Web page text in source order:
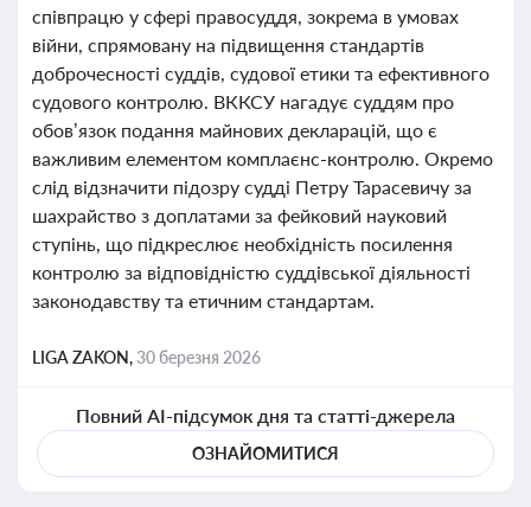
співпрацю у сфері правосуддя, зокрема в умовах
війни, спрямовану на підвищення стандартів
доброчесності суддів, судової етики та ефективного
судового контролю. ВККСУ нагадує суддям про
обов’язок подання майнових декларацій, що є
важливим елементом комплаєнс-контролю. Окремо
слід відзначити підозру судді Петру Тарасевичу за
шахрайство з доплатами за фейковий науковий
ступінь, що підкреслює необхідність посилення
контролю за відповідністю суддівської діяльності
законодавству та етичним стандартам.
LIGA ZAKON,30 березня 2026
Повний AI-підсумок дня та статті-джерела
ОЗНАЙОМИТИСЯ